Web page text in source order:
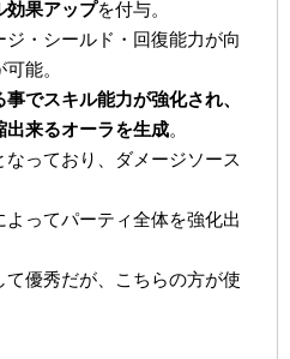
効果アップを付与。
・シールド・回復能力が向
能。
でスキル能力が強化され、
出来るオーラを生成。
っており、ダメージソース
ってパーティ全体を強化出
て優秀だが、こちらの方が使